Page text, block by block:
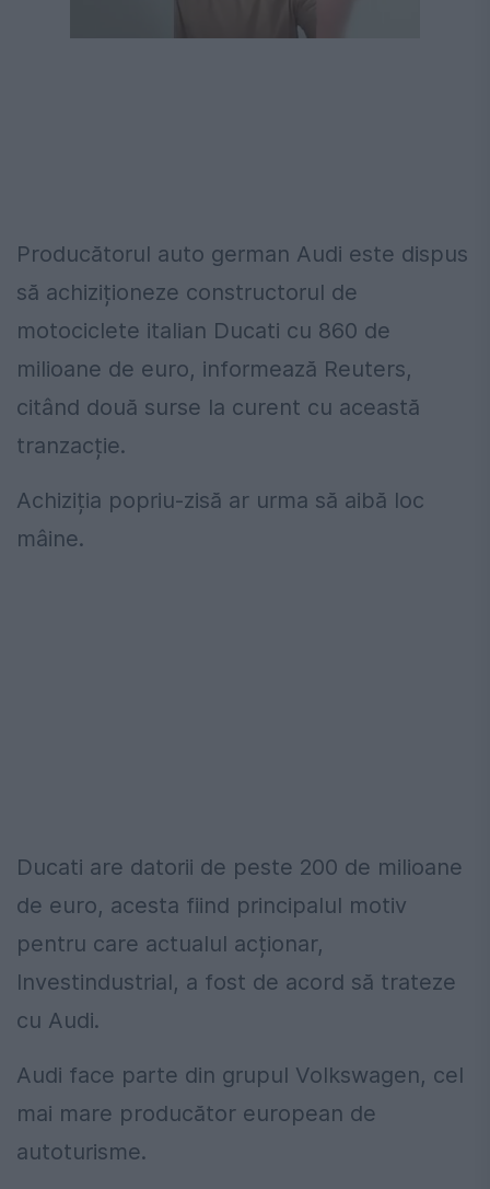
Producătorul auto german Audi este dispus
să achiziționeze constructorul de
motociclete italian Ducati cu 860 de
milioane de euro, informează Reuters,
citând două surse la curent cu această
tranzacție.
Achiziția popriu-zisă ar urma să aibă loc
mâine.
Ducati are datorii de peste 200 de milioane
de euro, acesta fiind principalul motiv
pentru care actualul acționar,
Investindustrial, a fost de acord să trateze
cu Audi.
Audi face parte din grupul Volkswagen, cel
mai mare producător european de
autoturisme.